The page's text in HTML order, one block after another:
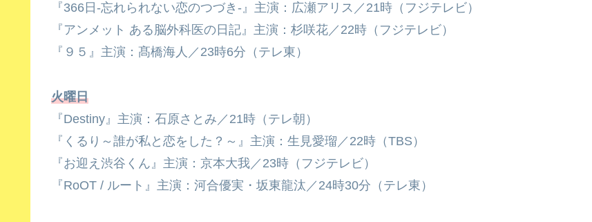
『366日-忘れられない恋のつづき-』主演：広瀬アリス／21時（フジテレビ）
『アンメット ある脳外科医の日記』主演：杉咲花／22時（フジテレビ）
『９５』主演：髙橋海人／23時6分（テレ東）
火曜日
『Destiny』主演：石原さとみ／21時（テレ朝）
『くるり～誰が私と恋をした？～』主演：生見愛瑠／22時（TBS）
『お迎え渋谷くん』主演：京本大我／23時（フジテレビ）
『RoOT / ルート』主演：河合優実・坂東龍汰／24時30分（テレ東）